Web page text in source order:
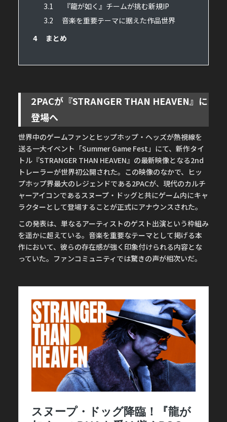
3.1
『龍が如く』チームが挑む新規IP
3.2
音楽を重要テーマに据えた作品世界
4
まとめ
2PACが『STRANGER THAN HEAVEN』に
登場へ
世界中のゲームファンとヒップホップ・ヘッズが熱視線を
送る一大イベント「Summer Game Fest」にて、新作タイ
トル『STRANGER THAN HEAVEN』の最新映像となる2nd
トレーラーが世界初公開された。この映像のなかで、ヒッ
プホップ界最大のレジェンドである2PACが、現代のカルチ
ャーアイコンであるスヌープ・ドッグと共にゲーム内にキャ
ラクターとして登場することが正式にアナウンスされた。
この発表は、単なるアーティストのゲスト出演という枠組み
を遥かに超えている。音楽を重要なテーマとして掲げる本
作において、彼らの存在感が強く印象付けられる内容とな
っていた。ファンコミュニティでは驚きの声が相次いだ。